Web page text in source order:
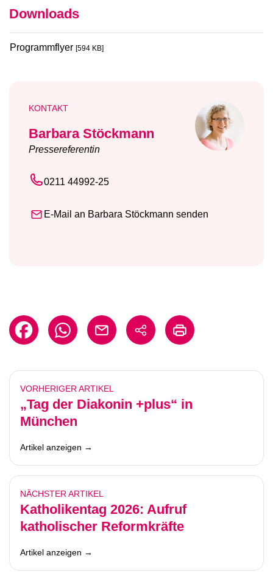
Downloads
Programmflyer [594 KB]
KONTAKT
Barbara Stöckmann
Pressereferentin
0211 44992-25
E-Mail an Barbara Stöckmann senden
VORHERIGER ARTIKEL
„Tag der Diakonin +plus“ in
München
Artikel anzeigen →
NÄCHSTER ARTIKEL
Katholikentag 2026: Aufruf
katholischer Reformkräfte
Artikel anzeigen →